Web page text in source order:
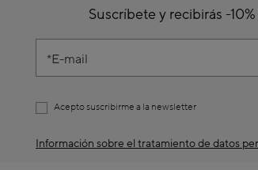
Suscríbete y recibirás -
E-mail
Acepto suscribirme a la newsletter
Información sobre el tratamiento de datos